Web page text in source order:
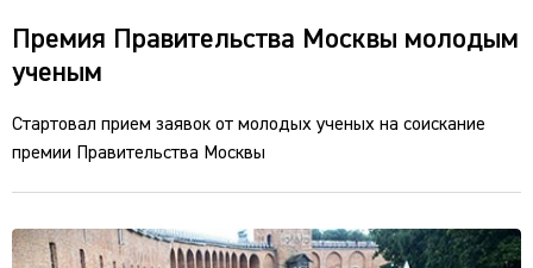
Премия Правительства Москвы молодым
ученым
Стартовал прием заявок от молодых ученых на соискание
премии Правительства Москвы